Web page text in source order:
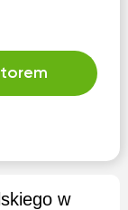
w